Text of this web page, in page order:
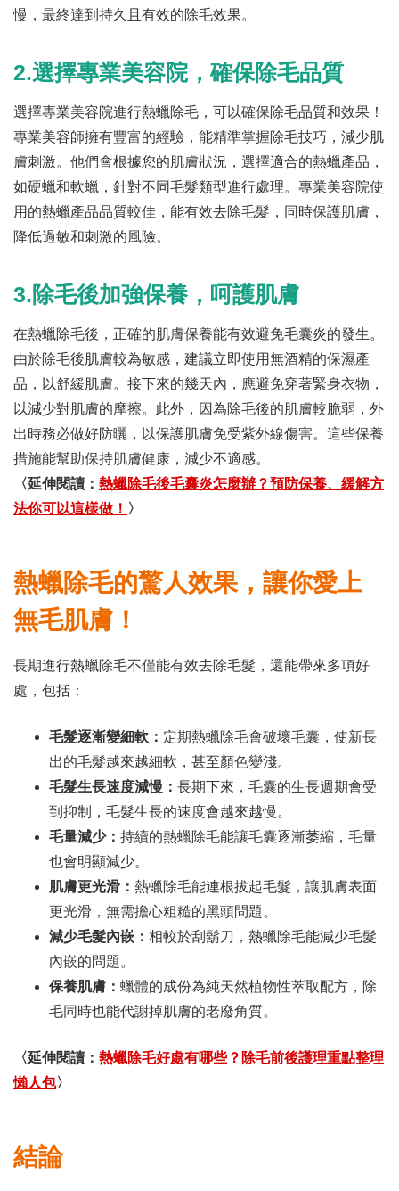
慢，最終達到持久且有效的除毛效果。
2.選擇專業美容院，確保除毛品質
選擇專業美容院進行熱蠟除毛，可以確保除毛品質和效果！
專業美容師擁有豐富的經驗，能精準掌握除毛技巧，減少肌
膚刺激。他們會根據您的肌膚狀況，選擇適合的熱蠟產品，
如硬蠟和軟蠟，針對不同毛髮類型進行處理。專業美容院使
用的熱蠟產品品質較佳，能有效去除毛髮，同時保護肌膚，
降低過敏和刺激的風險。
3.除毛後加強保養，呵護肌膚
在熱蠟除毛後，正確的肌膚保養能有效避免毛囊炎的發生。
由於除毛後肌膚較為敏感，建議立即使用無酒精的保濕產
品，以舒緩肌膚。接下來的幾天內，應避免穿著緊身衣物，
以減少對肌膚的摩擦。此外，因為除毛後的肌膚較脆弱，外
出時務必做好防曬，以保護肌膚免受紫外線傷害。這些保養
措施能幫助保持肌膚健康，減少不適感。
〈延伸閱讀： 熱蠟除毛後毛囊炎怎麼辦？預防保養、緩解方
法你可以這樣做！ 〉
熱蠟除毛的驚人效果，讓你愛上
無毛肌膚！
長期進行熱蠟除毛不僅能有效去除毛髮，還能帶來多項好
處，包括：
毛髮逐漸變細軟： 定期熱蠟除毛會破壞毛囊，使新長
出的毛髮越來越細軟，甚至顏色變淺。
毛髮生長速度減慢： 長期下來，毛囊的生長週期會受
到抑制，毛髮生長的速度會越來越慢。
毛量減少： 持續的熱蠟除毛能讓毛囊逐漸萎縮，毛量
也會明顯減少。
肌膚更光滑： 熱蠟除毛能連根拔起毛髮，讓肌膚表面
更光滑，無需擔心粗糙的黑頭問題。
減少毛髮內嵌： 相較於刮鬍刀，熱蠟除毛能減少毛髮
內嵌的問題。
保養肌膚： 蠟體的成份為純天然植物性萃取配方，除
毛同時也能代謝掉肌膚的老廢角質。
〈延伸閱讀： 熱蠟除毛好處有哪些？除毛前後護理重點整理
懶人包〉
結論